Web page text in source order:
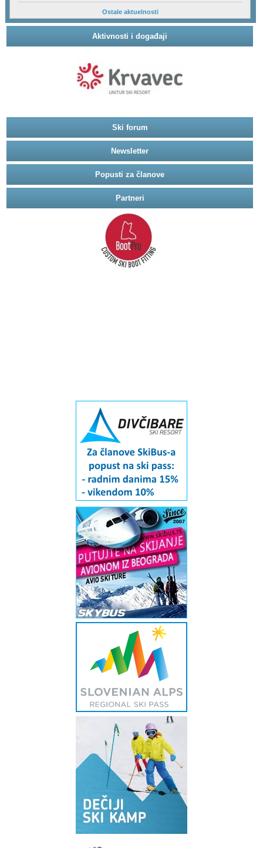
Ostale aktuelnosti
Aktivnosti i događaji
Ski forum
Newsletter
Popusti za članove
Partneri